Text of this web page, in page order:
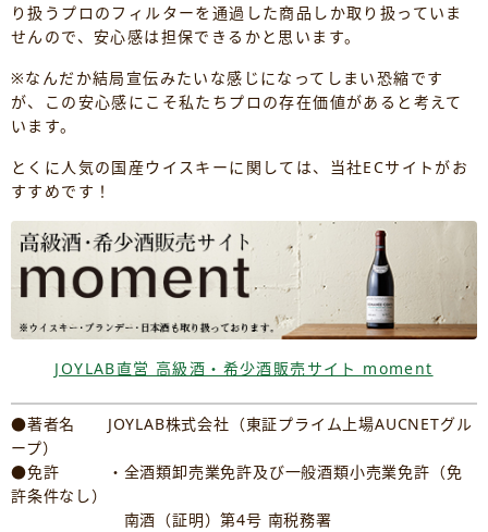
り扱うプロのフィルターを通過した商品しか取り扱っていま
せんので、安心感は担保できるかと思います。
※なんだか結局宣伝みたいな感じになってしまい恐縮です
が、この安心感にこそ私たちプロの存在価値があると考えて
います。
とくに人気の国産ウイスキーに関しては、当社ECサイトがお
すすめです！
JOYLAB直営 高級酒・希少酒販売サイト moment
●著者名 JOYLAB株式会社（東証プライム上場AUCNETグル
ープ）
●免許 ・全酒類卸売業免許及び一般酒類小売業免許（免
許条件なし）
南酒（証明）第4号 南税務署